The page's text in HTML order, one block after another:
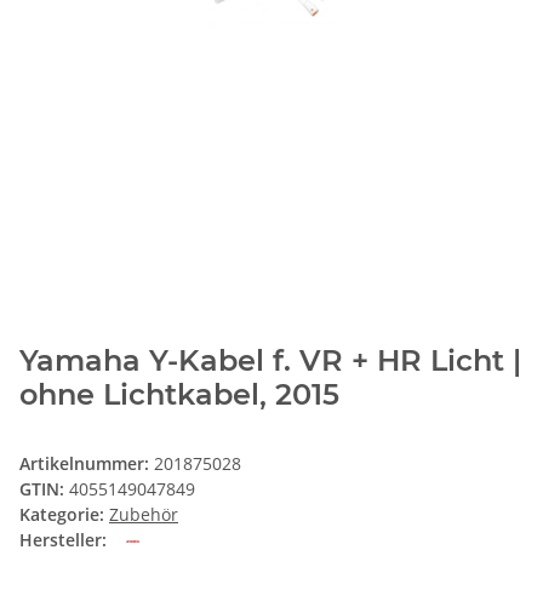
Yamaha Y-Kabel f. VR + HR Licht |
ohne Lichtkabel, 2015
Artikelnummer: 201875028
GTIN: 4055149047849
Kategorie: Zubehör
Hersteller: